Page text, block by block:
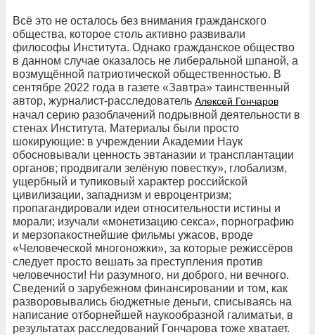
Всё это не осталось без внимания гражданского
общества, которое столь активно развивали
философы Института. Однако гражданское общество
в данном случае оказалось не либеральной шпаной, а
возмущённой патриотической общественностью. В
сентябре 2022 года в газете «Завтра» таинственный
автор, журналист-расследователь Алексей Гончаров
начал серию разоблачений подрывной деятельности в
стенах Института. Материалы были просто
шокирующие: в учреждении Академии Наук
обосновывали ценность эвтаназии и трансплантации
органов; продвигали зелёную повестку», глобализм,
ущербный и тупиковый характер российской
цивилизации, западнизм и евроцентризм;
пропагандировали идеи относительности истины и
морали; изучали «монетизацию секса», порнографию
и мерзопакостнейшие фильмы ужасов, вроде
«Человеческой многоножки», за которые режиссёров
следует просто вешать за преступления против
человечности! Ни разумного, ни доброго, ни вечного.
Сведений о зарубежном финансировании и том, как
разворовывались бюджетные деньги, списываясь на
написание отборнейшей наукообразной галиматьи, в
результатах расследований Гончарова тоже хватает.